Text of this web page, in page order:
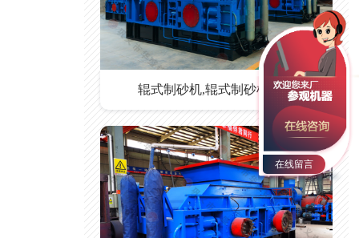
辊式制砂机,辊式制砂机价格
在线留言